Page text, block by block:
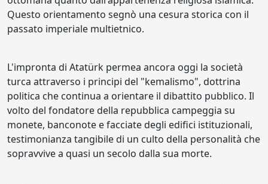
Questo orientamento segnò una cesura storica con il
passato imperiale multietnico.
L'impronta di Atatürk permea ancora oggi la società
turca attraverso i principi del "kemalismo", dottrina
politica che continua a orientare il dibattito pubblico. Il
volto del fondatore della repubblica campeggia su
monete, banconote e facciate degli edifici istituzionali,
testimonianza tangibile di un culto della personalità che
sopravvive a quasi un secolo dalla sua morte.